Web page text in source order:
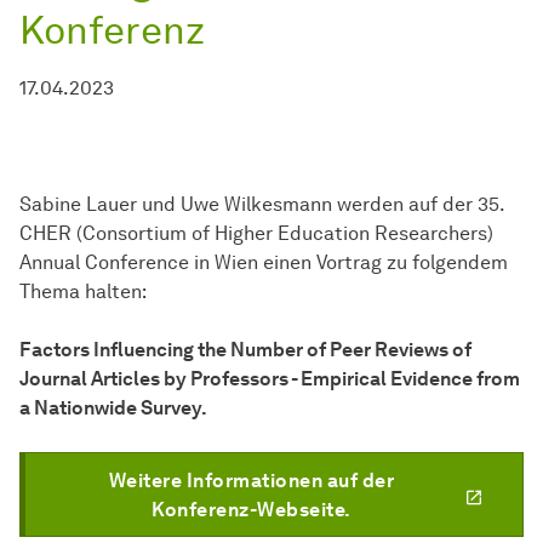
Konferenz
17.04.2023
Sabine Lauer und Uwe Wilkesmann werden auf der 35.
CHER (Consortium of Higher Education Researchers)
Annual Conference in Wien einen Vortrag zu folgendem
Thema halten:
Factors Influencing the Number of Peer Reviews of
Journal Articles by Professors - Empirical Evidence from
a Nationwide Survey.
Weitere Informationen auf der
Konferenz-Webseite.